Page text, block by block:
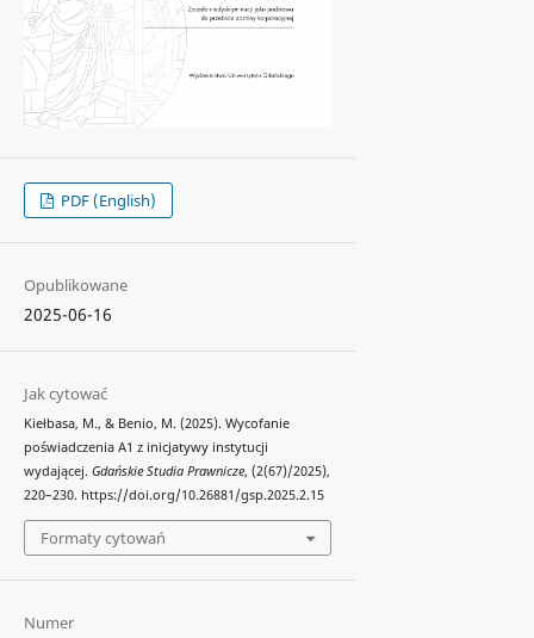
PDF (English)
Opublikowane
2025-06-16
Jak cytować
Kiełbasa, M., & Benio, M. (2025). Wycofanie
poświadczenia A1 z inicjatywy instytucji
wydającej. Gdańskie Studia Prawnicze, (2(67)/2025),
220–230. https://doi.org/10.26881/gsp.2025.2.15
Formaty cytowań
Numer